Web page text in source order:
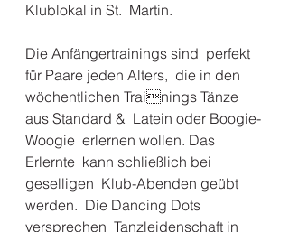
Klublokal in St.  Martin.
Die Anfängertrainings sind  perfekt
für Paare jeden Alters,  die in den
wöchentlichen Trainings Tänze
aus Standard &  Latein oder Boogie-
Woogie  erlernen wollen. Das
Erlernte  kann schließlich bei
geselligen  Klub-Abenden geübt
werden.  Die Dancing Dots
versprechen  Tanzleidenschaft in